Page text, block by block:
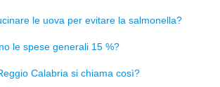
le uova per evitare la salmonella?
le spese generali 15 %?
Calabria si chiama così?